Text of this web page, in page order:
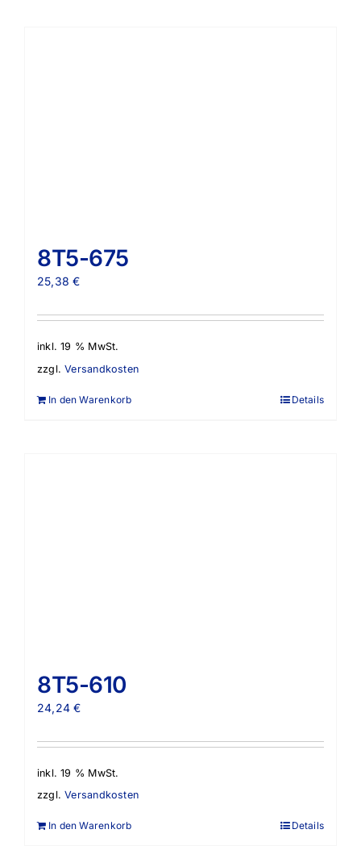
8T5-675
25,38€
inkl. 19 % MwSt.
zzgl.Versandkosten
In den Warenkorb Details
8T5-610
24,24€
inkl. 19 % MwSt.
zzgl.Versandkosten
In den Warenkorb Details